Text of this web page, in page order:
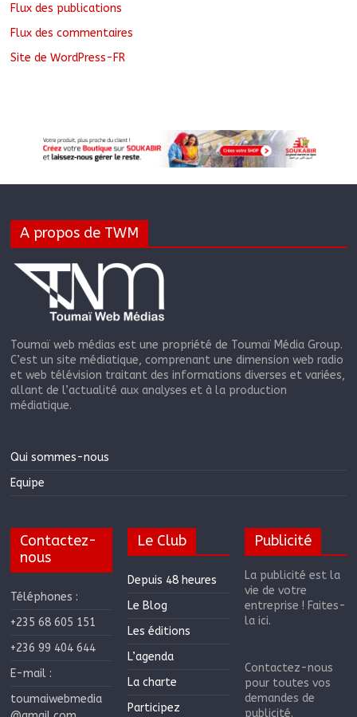
Flux des publications
Flux des commentaires
Site de WordPress-FR
A propos de TWM
Toumaï web médias est une propriété de Toumaï Média Group.
C’est un site médiatique, comprenant une dimension web radio
et web télévision traitant des informations diverses et variées,
allant de l’actualité aux analyses et à la production
médiatique.
Qui sommes-nous
Equipe
Contactez-
nous
Téléphones :
+235 68 605 151
+236 99 404 644
E-mail :
toumaiwebmedia
Le Club
Depuis 48 heures
Le Blog
Les éditions
L’agenda
La charte
Participez
Publicité
La publicité est la
vie de votre
entreprise ! Faites-
la ici.
Contactez-nous
pour toutes vos
demandes de
publicité.